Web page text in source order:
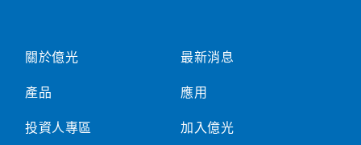
關於億光
產品
投資人專區
最新消息
應用
加入億光